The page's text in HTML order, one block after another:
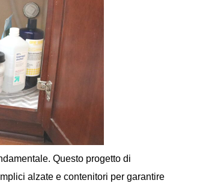
Questo progetto di
alzate e contenitori per garantire